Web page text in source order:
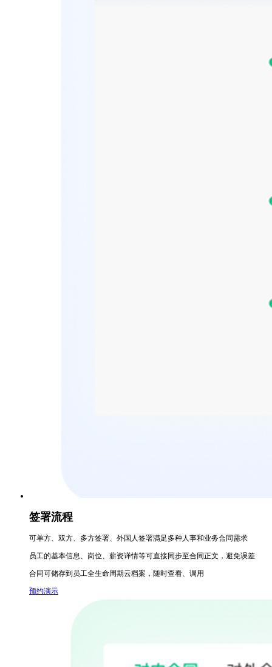
签署流程
可单方、双方、多方签署、外国人签署满足多种人事和业务合同需求
员工的基本信息、岗位、薪资详情等可直接同步至合同正文，避免误差
合同可储存到员工全生命周期云档案，随时查看、调用
预约演示